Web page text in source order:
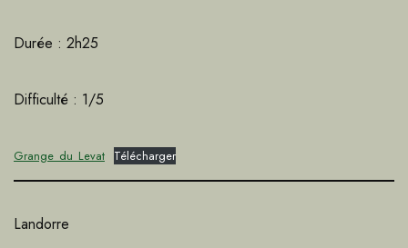
Durée : 2h25
Difficulté : 1/5
Grange_du_Levat Télécharger
Landorre